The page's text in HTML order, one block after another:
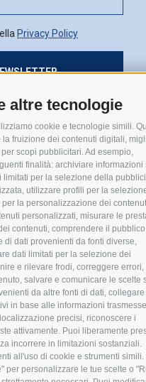
altre tecnologie
cookie e tecnologie simili.
fruizione dei contenuti digitali,
scopi pubblicitari. Ad esempio,
finalità: archiviare informazioni
per la selezione della
utilizzare profili per la
la personalizzazione dei
personalizzati, misurare le
contenuti, comprendere il pubblico
di dati provenienti da fonti diverse,
dati limitati per la selezione dei
e rilevare frodi, correggere errori,
salvare e comunicare le scelte
da altre fonti di dati, collegare
in base alle informazioni trasmesse
precisi, riconoscere i
attivamente. Puoi liberamente
incorrere in limitazioni sostanziali.
all'uso di cookie e strumenti simili.
per personalizzare le tue scelte o
Privacy Policy
Policy |
Policy
Cookies
by